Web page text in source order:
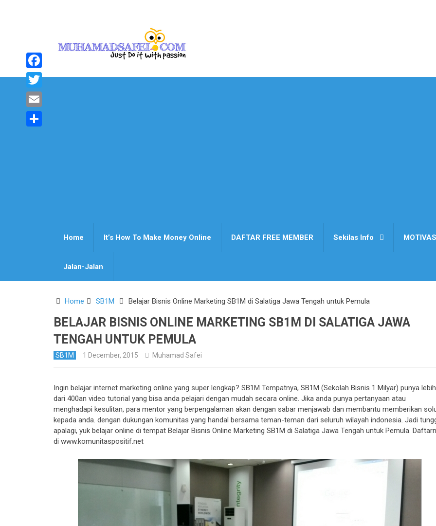
Home It’s How To Make Money Online DAFTAR FREE MEMBER Sekilas Info
Jalan-Jalan
Home SB1M Belajar Bisnis Online Marketing SB1M di Salatiga Jawa Tengah untuk Pemula
BELAJAR BISNIS ONLINE MARKETING SB1M DI SALATIGA JAWA
TENGAH UNTUK PEMULA
SB1M 1 December, 2015 Muhamad Safei
Ingin belajar internet marketing online yang super lengkap? SB1M Tempatnya, SB1M (Sekolah Bisnis 1 Milyar) punya lebih
dari 400an video tutorial yang bisa anda pelajari dengan mudah secara online. Jika anda punya pertanyaan atau
menghadapi kesulitan, para mentor yang berpengalaman akan dengan sabar menjawab dan membantu memberikan
kepada anda. dengan dukungan komunitas yang handal bersama teman-teman dari seluruh wilayah indonesia. Jadi
apalagi, yuk belajar online di tempat Belajar Bisnis Online Marketing SB1M di Salatiga Jawa Tengah untuk Pemula.
di www.komunitaspositif.net
Facebook
Twitter
Email